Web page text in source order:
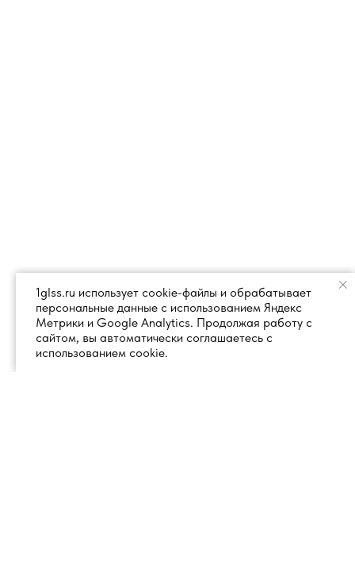
1glss.ru использует cookie-файлы и обрабатывает
персональные данные с использованием Яндекс
Метрики и Google Analytics. Продолжая работу с
сайтом, вы автоматически соглашаетесь с
использованием cookie.